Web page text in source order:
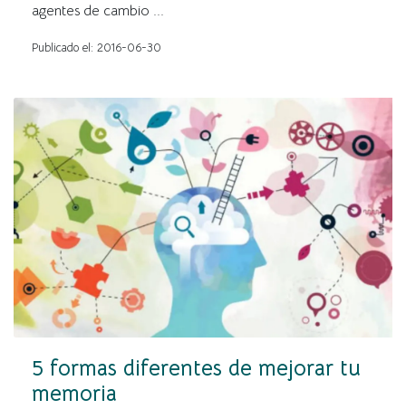
agentes de cambio ...
Publicado el: 2016-06-30
5 formas diferentes de mejorar tu
memoria